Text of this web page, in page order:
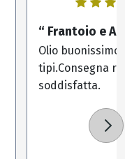
“ Frantoio e
Olio
tipi.Consegna
soddisfatta.